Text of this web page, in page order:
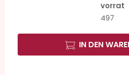
vorrat
497
IN DEN